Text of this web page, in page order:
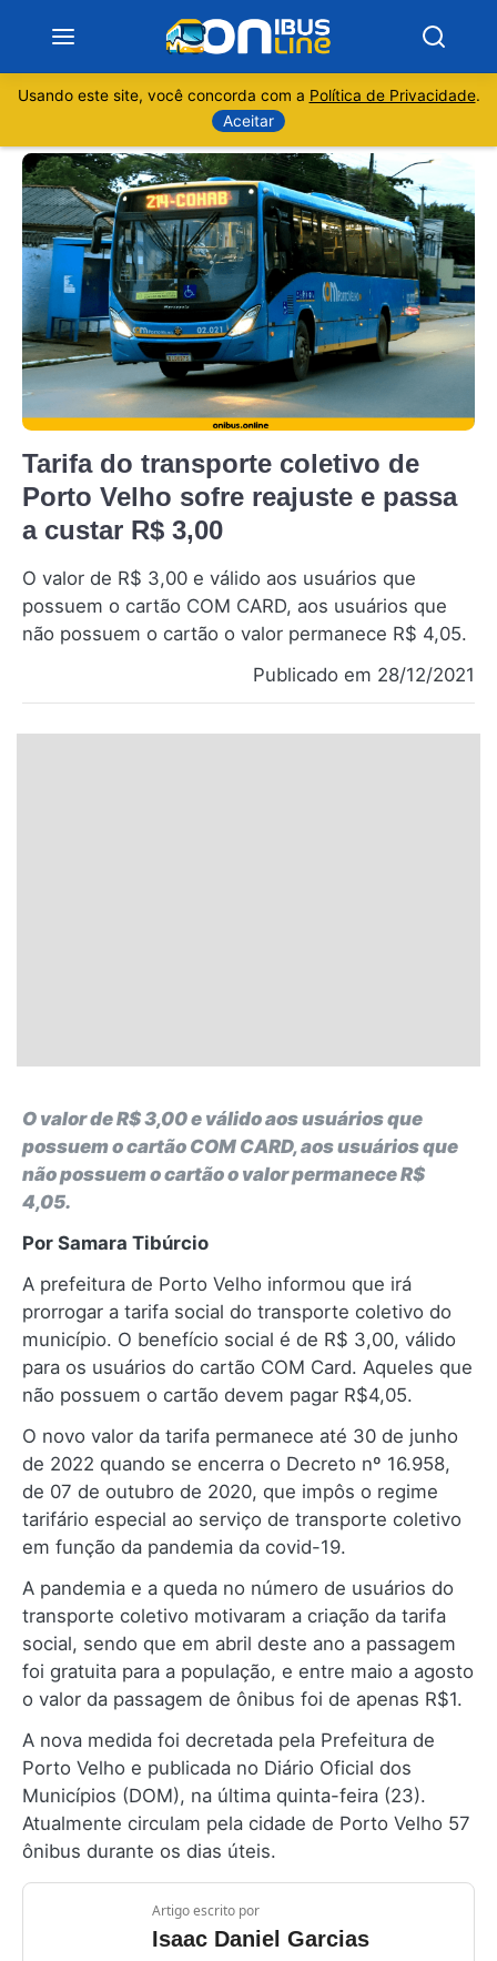
Sobre
Minas Gerais
São Paulo
Rio de Janeiro
Espírito Santo
Paraná
Santa Catarina
Rio Grande do Sul
Centro-Oeste
Usando este site, você concorda com a Política de Privacidade.
Aceitar
Tarifa do transporte coletivo de
Porto Velho sofre reajuste e passa
a custar R$ 3,00
O valor de R$ 3,00 e válido aos usuários que
possuem o cartão COM CARD, aos usuários que
não possuem o cartão o valor permanece R$ 4,05.
Publicado em 28/12/2021
O valor de R$ 3,00 e válido aos usuários que
possuem o cartão COM CARD, aos usuários que
não possuem o cartão o valor permanece R$
4,05.
Por Samara Tibúrcio
A prefeitura de Porto Velho informou que irá
prorrogar a tarifa social do transporte coletivo do
município. O benefício social é de R$ 3,00, válido
para os usuários do cartão COM Card. Aqueles que
não possuem o cartão devem pagar R$4,05.
O novo valor da tarifa permanece até 30 de junho
de 2022 quando se encerra o Decreto nº 16.958,
de 07 de outubro de 2020, que impôs o regime
tarifário especial ao serviço de transporte coletivo
em função da pandemia da covid-19.
A pandemia e a queda no número de usuários do
transporte coletivo motivaram a criação da tarifa
social, sendo que em abril deste ano a passagem
foi gratuita para a população, e entre maio a agosto
o valor da passagem de ônibus foi de apenas R$1.
A nova medida foi decretada pela Prefeitura de
Porto Velho e publicada no Diário Oficial dos
Municípios (DOM), na última quinta-feira (23).
Atualmente circulam pela cidade de Porto Velho 57
ônibus durante os dias úteis.
Artigo escrito por
Isaac Daniel Garcias